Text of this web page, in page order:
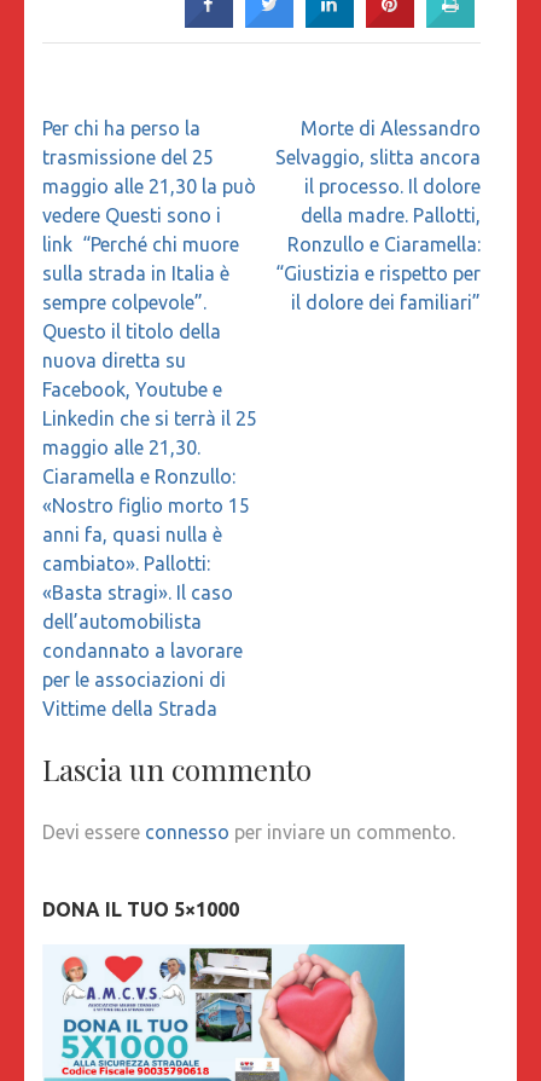
Navigazione
articoli
Per chi ha perso la
trasmissione del 25
maggio alle 21,30 la può
vedere Questi sono i
link “Perché chi muore
sulla strada in Italia è
sempre colpevole”.
Questo il titolo della
nuova diretta su
Facebook, Youtube e
Linkedin che si terrà il 25
maggio alle 21,30.
Ciaramella e Ronzullo:
«Nostro figlio morto 15
anni fa, quasi nulla è
cambiato». Pallotti:
«Basta stragi». Il caso
dell’automobilista
condannato a lavorare
per le associazioni di
Vittime della Strada
Morte di Alessandro
Selvaggio, slitta ancora
il processo. Il dolore
della madre. Pallotti,
Ronzullo e Ciaramella:
“Giustizia e rispetto per
il dolore dei familiari”
Lascia un commento
Devi essere connesso per inviare un commento.
DONA IL TUO 5×1000